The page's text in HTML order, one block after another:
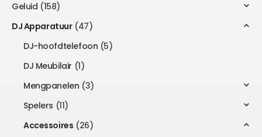
Geluid (158)
DJ Apparatuur (47)
DJ-hoofdtelefoon (5)
DJ Meubilair (1)
Mengpanelen (3)
Spelers (11)
Accessoires (26)